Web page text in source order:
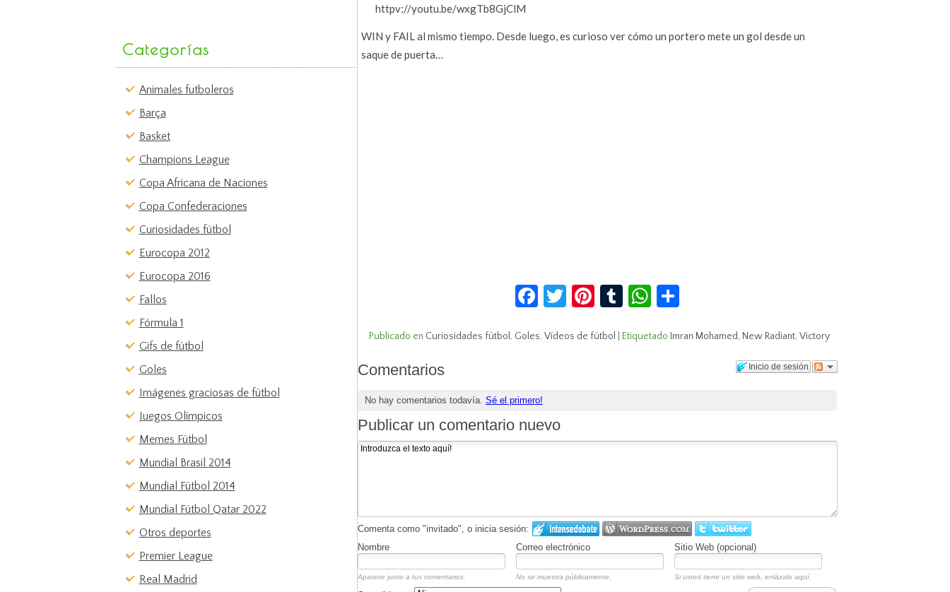
Categorías
Animales futboleros
Barça
Basket
Champions League
Copa Africana de Naciones
Copa Confederaciones
Curiosidades fútbol
Eurocopa 2012
Eurocopa 2016
Fallos
Fórmula 1
Gifs de fútbol
Goles
Imágenes graciosas de fútbol
Juegos Olímpicos
Memes Fútbol
Mundial Brasil 2014
Mundial Fútbol 2014
Mundial Fútbol Qatar 2022
Otros deportes
Premier League
Real Madrid
httpv://youtu.be/wxgTb8GjClM
WIN y FAIL al mismo tiempo. Desde luego, es curioso ver cómo un portero mete un gol desde un
saque de puerta…
Facebook
Twitter
Pinterest
TumblrWhatsApp
Publicado en Curiosidades fútbol , Goles, Vídeos de fútbol Etiquetado Imran Mohamed, New Radiant, Victory
Inicio de sesión
Comentarios
No hay comentarios todavía. Sé el primero!
Publicar un comentario nuevo
Comenta como "invitado", o inicia sesión:
Nombre
Correo electrónico Sitio Web (opcional)
Aparece junto a tus comentarios. No se muestra públicamente. Si usted tiene un sitio web, enlázalo aquí.